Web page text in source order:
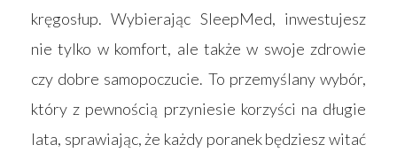
kręgosłup. Wybierając SleepMed, inwestujesz
nie tylko w komfort, ale także w swoje zdrowie
czy dobre samopoczucie. To przemyślany wybór,
który z pewnością przyniesie korzyści na długie
lata, sprawiając, że każdy poranek będziesz witać